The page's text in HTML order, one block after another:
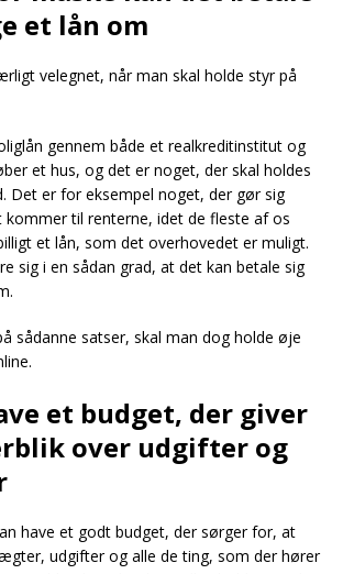
et lån om
velegnet, når man skal holde styr på
gennem både et realkreditinstitut og
et hus, og det er noget, der skal holdes
Det er for eksempel noget, der gør sig
til renterne, idet de fleste af os
et lån, som det overhovedet er muligt.
sig i en sådan grad, at det kan betale sig
sådanne satser, skal man dog holde øje
et budget, der giver
over udgifter og
have et godt budget, der sørger for, at
udgifter og alle de ting, som der hører